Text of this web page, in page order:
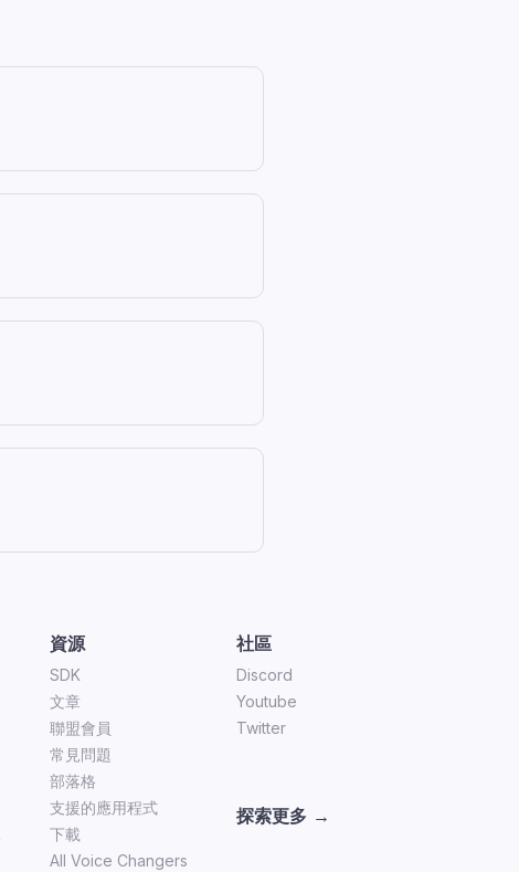
資源
SDK
文章
聯盟會員
常見問題
部落格
支援的應用程式
下載
All Voice Changers
社區
Discord
Youtube
Twitter
探索更多 →